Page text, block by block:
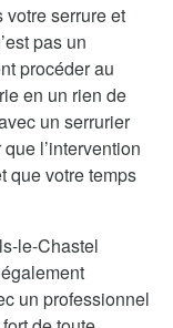
serrure et
pas un
procéder au
en un rien de
un serrurier
l’intervention
que votre temps
le-Chastel
un professionnel